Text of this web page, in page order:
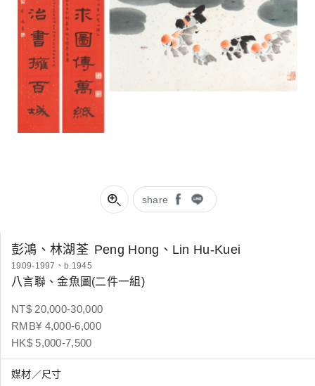
share
彭鴻、林湖荃 Peng Hong、Lin Hu-Kuei
1909-1997、b.1945
八言聯、金魚圖(二件一組)
NT$ 20,000-30,000
RMB¥ 4,000-6,000
HK$ 5,000-7,500
媒材／尺寸